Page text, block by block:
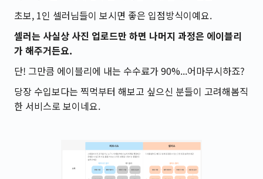
초보, 1인 셀러님들이 보시면 좋은 입점방식이예요.
셀러는 사실상 사진 업로드만 하면 나머지 과정은 에이블리
가 해주거든요.
단! 그만큼 에이블리에 내는 수수료가 90%...어마무시하죠?
당장 수입보다는 찍먹부터 해보고 싶으신 분들이 고려해봄직
한 서비스로 보이네요.